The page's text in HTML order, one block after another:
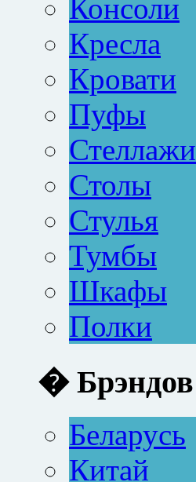
Консоли
Кресла
Кровати
Пуфы
Стеллажи
Столы
Стулья
Тумбы
Шкафы
Полки
� Брэндов
Беларусь
Китай